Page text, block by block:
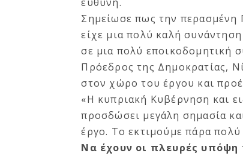
Σημείωσε πως την περασμένη
είχε μια πολύ καλή
σε μια πολύ εποικοδομητική
Πρόεδρος της Δημοκρατίας,
στον χώρο του έργου και
«Η κυπριακή Κυβέρνηση και
προσδώσει μεγάλη σημασία
έργο. Το εκτιμούμε πάρα πολύ
Να έχουν οι πλευρές υπόψη